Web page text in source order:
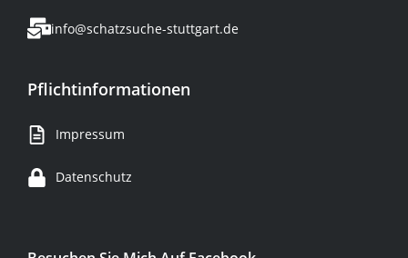
info@schatzsuche-stuttgart.de
Pflichtinformationen
Impressum
Datenschutz